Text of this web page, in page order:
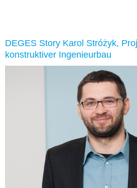
DEGES Story Karol Stróżyk,
konstruktiver Ingenieurbau